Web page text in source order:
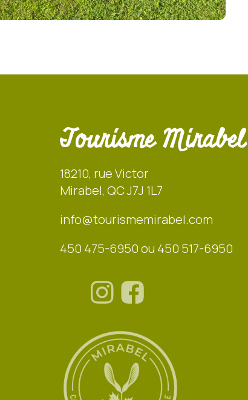
Tourisme Mirabel
18210, rue Victor
Mirabel, QC J7J 1L7
info@tourismemirabel.com
450 475-6950 ou 450 517-6950